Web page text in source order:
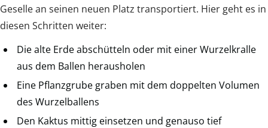
Geselle an seinen neuen Platz transportiert. Hier geht es in
diesen Schritten weiter:
Die alte Erde abschütteln oder mit einer Wurzelkralle
aus dem Ballen herausholen
Eine Pflanzgrube graben mit dem doppelten Volumen
des Wurzelballens
Den Kaktus mittig einsetzen und genauso tief